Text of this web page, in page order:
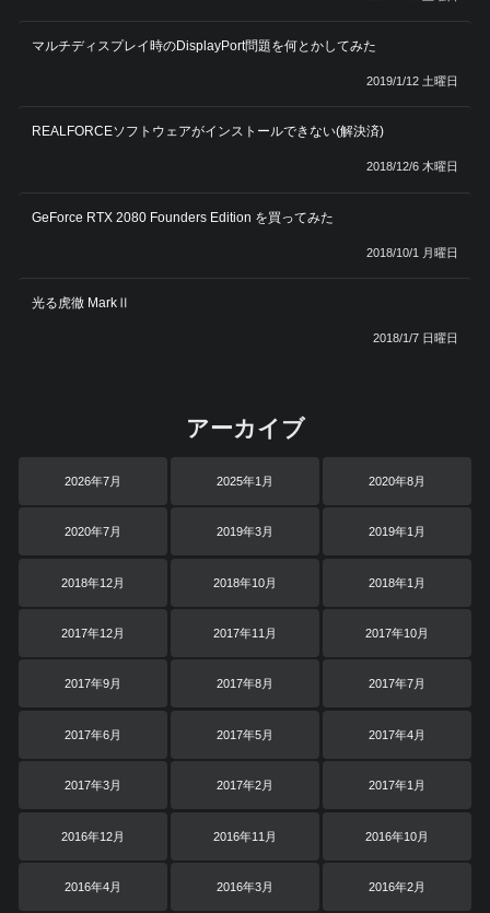
マルチディスプレイ時のDisplayPort問題を何とかしてみた
2019/1/12 土曜日
REALFORCEソフトウェアがインストールできない(解決済)
2018/12/6 木曜日
GeForce RTX 2080 Founders Edition を買ってみた
2018/10/1 月曜日
光る虎徹 MarkⅡ
2018/1/7 日曜日
アーカイブ
2026年7月 2025年1月 2020年8月
2020年7月 2019年3月 2019年1月
2018年12月 2018年10月 2018年1月
2017年12月 2017年11月 2017年10月
2017年9月 2017年8月 2017年7月
2017年6月 2017年5月 2017年4月
2017年3月 2017年2月 2017年1月
2016年12月 2016年11月 2016年10月
2016年4月 2016年3月 2016年2月